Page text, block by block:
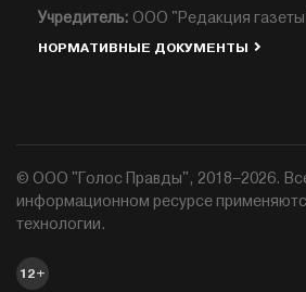
Учредитель: ООО "Редакция
НОРМАТИВНЫЕ ДОКУМЕНТЫ
© ООО "Голос Правды", 2018–2026.
информационном ресурсе
технологии.
12+